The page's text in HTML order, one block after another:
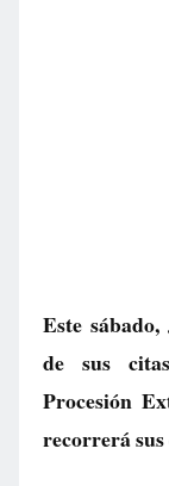
Este
de sus
Procesión
recorrerá